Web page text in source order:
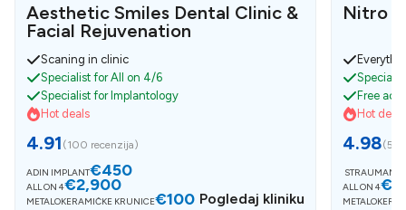
Aesthetic Smiles Dental Clinic &
Facial Rejuvenation
Scaning in clinic
Specialist for All on 4/6
Specialist for Implantology
Hot deals
4.91 (100 recenzija)
ADIN IMPLANT€450
ALL ON 4€2,900
METALOKERAMIČKE KRUNICE€100 Pogledaj kliniku
Nitro
Free
Hot deals
4.98(55
STRAUMANN
ALL ON 4